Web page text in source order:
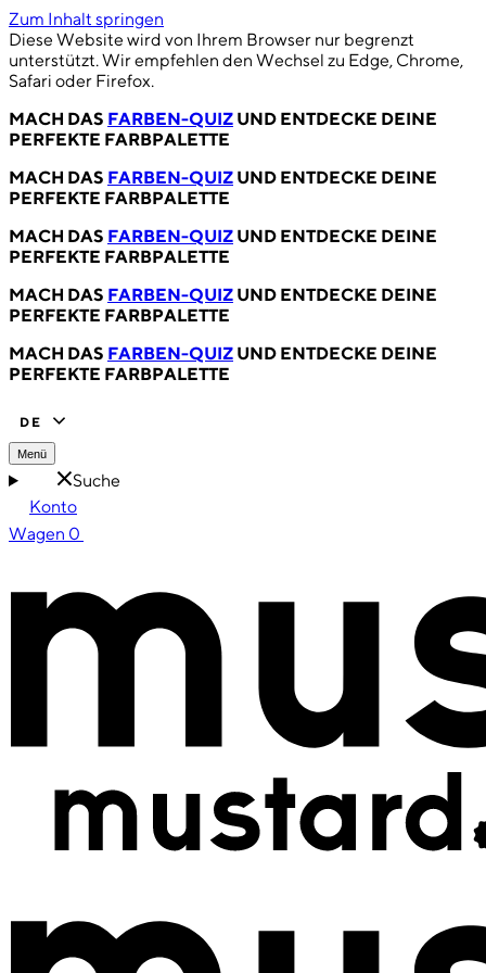
Zum Inhalt springen
Diese Website wird von Ihrem Browser nur begrenzt
unterstützt. Wir empfehlen den Wechsel zu Edge, Chrome,
Safari oder Firefox.
MACH DAS FARBEN-QUIZ UND ENTDECKE DEINE
PERFEKTE FARBPALETTE
MACH DAS FARBEN-QUIZ UND ENTDECKE DEINE
PERFEKTE FARBPALETTE
MACH DAS FARBEN-QUIZ UND ENTDECKE DEINE
PERFEKTE FARBPALETTE
MACH DAS FARBEN-QUIZ UND ENTDECKE DEINE
PERFEKTE FARBPALETTE
MACH DAS FARBEN-QUIZ UND ENTDECKE DEINE
PERFEKTE FARBPALETTE
DE
Menü
Suche
Konto
Wagen 0